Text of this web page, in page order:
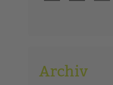
Archiv